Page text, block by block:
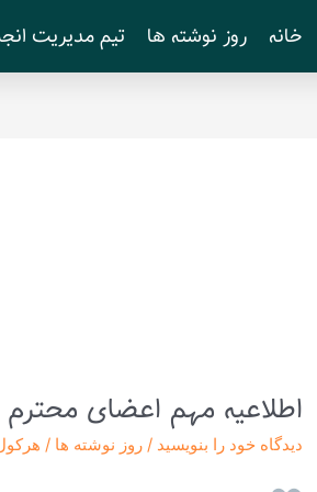
خانه روز نوشته ها تیم مدیریت
اطلاعیه مهم اعضای
دیدگاه‌ خود را بنویسید /روز نوشته ها /
اطلاعیه
اعضای